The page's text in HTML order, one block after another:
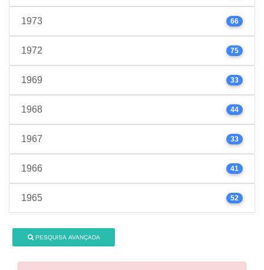
1973 66
1972 75
1969 33
1968 44
1967 33
1966 41
1965 52
PESQUISA AVANÇADA